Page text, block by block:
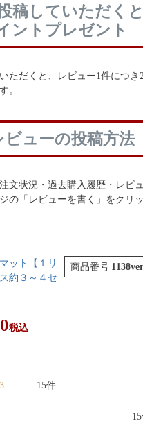
稿していただく
ントプレゼント
ただくと、レビュー1件につき
。
ビューの投稿方法
文状況・過去購入履歴・レビ
の「レビューを書く」をクリ
ット【１リ
約３～４セ
商品番号
税込
15
15